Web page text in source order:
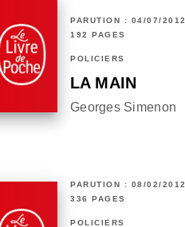
PARUTION : 04/07/2012
192 PAGES
POLICIERS
LA MAIN
Georges Simenon
PARUTION : 08/02/2012
336 PAGES
POLICIERS